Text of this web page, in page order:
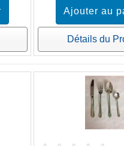
Détails du